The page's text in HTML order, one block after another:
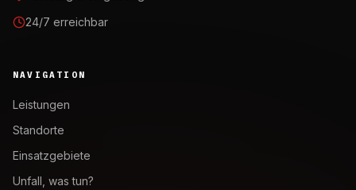
24/7 erreichbar
NAVIGATION
Leistungen
Standorte
Einsatzgebiete
Unfall, was tun?